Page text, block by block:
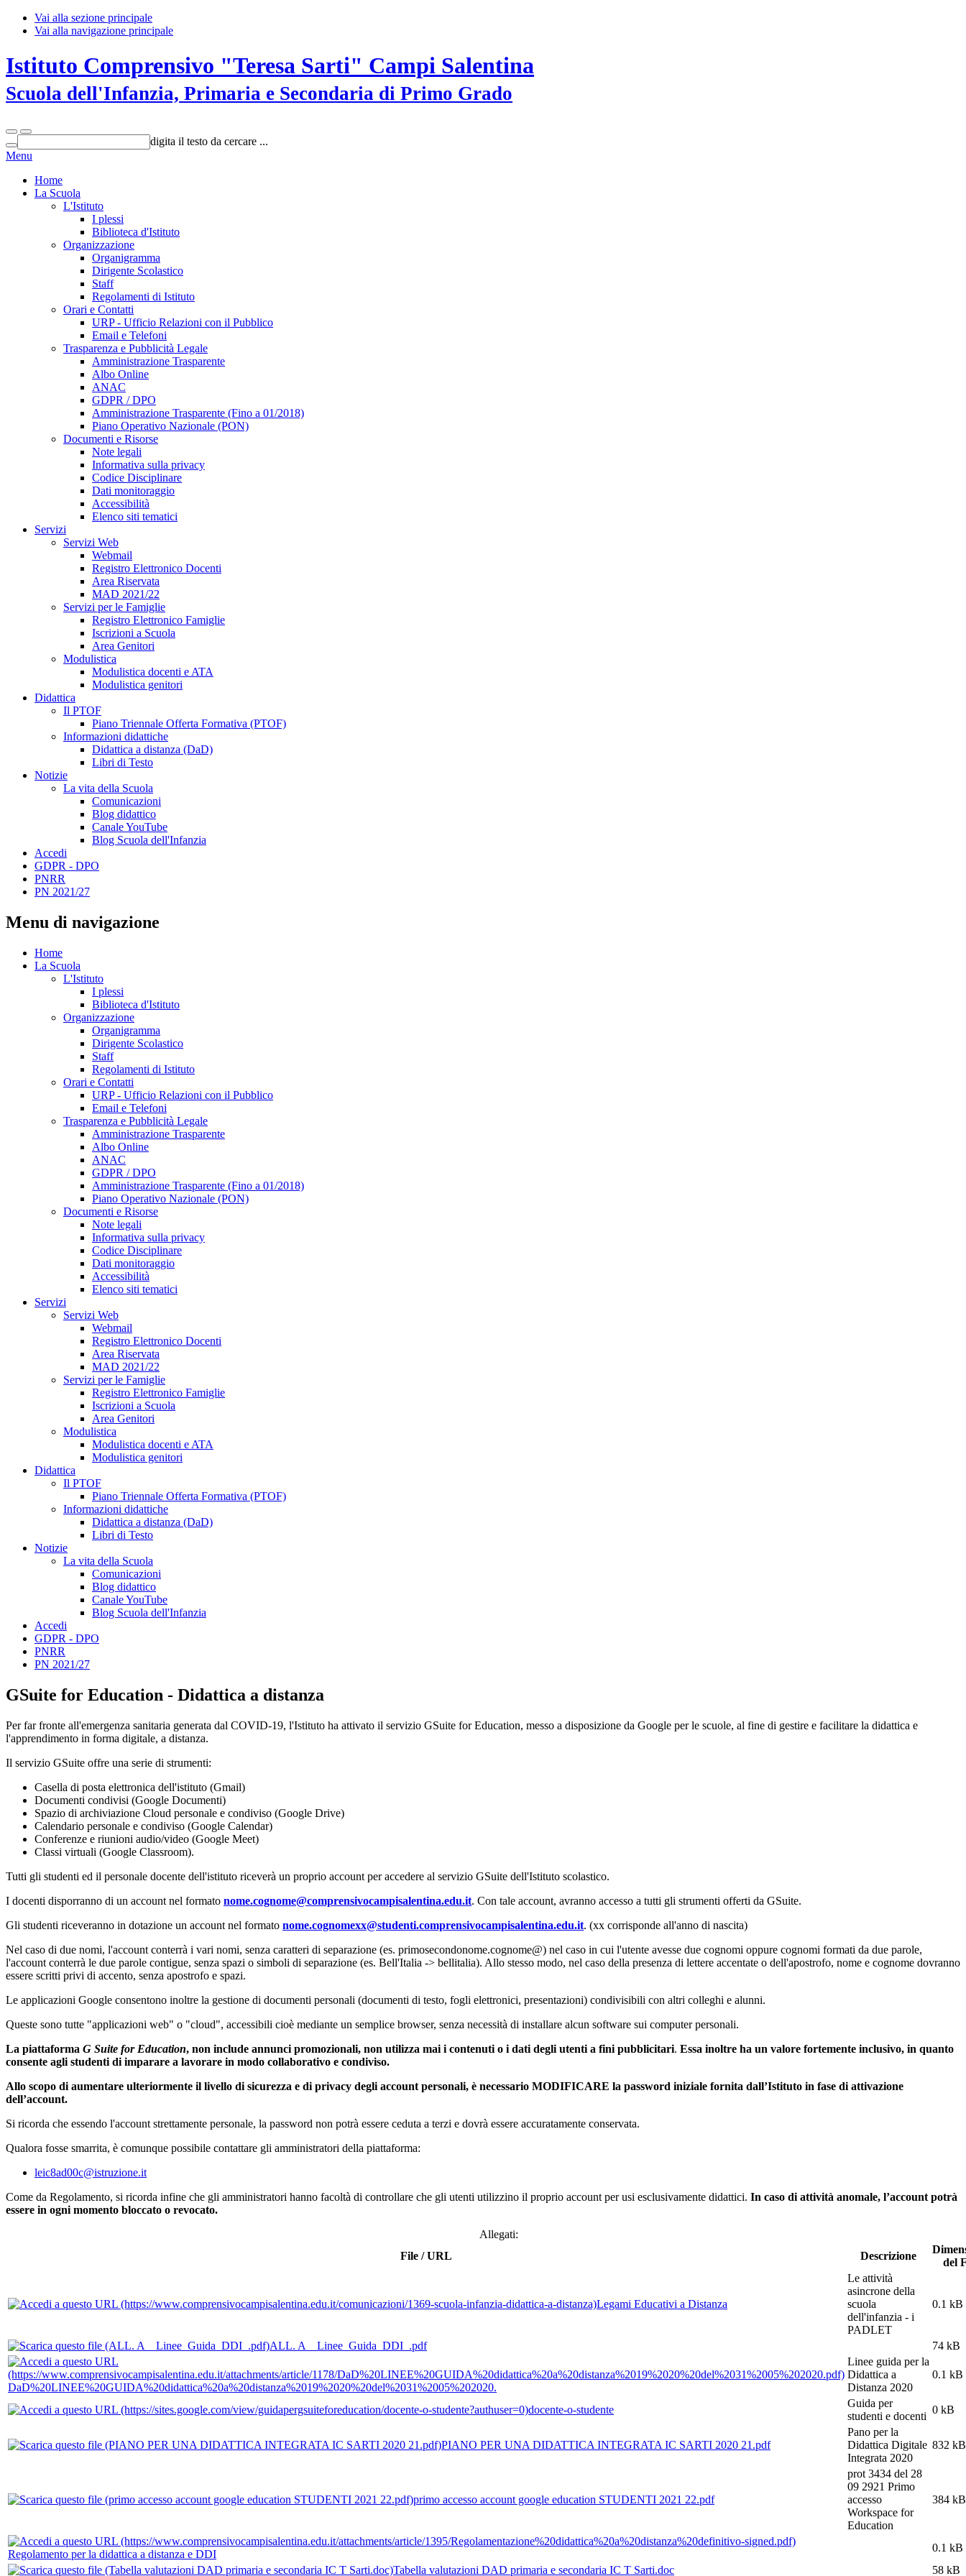
Vai alla sezione principale
Vai alla navigazione principale
Istituto Comprensivo "Teresa Sarti" Campi Salentina
Scuola dell'Infanzia, Primaria e Secondaria di Primo Grado
digita il testo da cercare ...
Menu
Home
La Scuola
L'Istituto
I plessi
Biblioteca d'Istituto
Organizzazione
Organigramma
Dirigente Scolastico
Staff
Regolamenti di Istituto
Orari e Contatti
URP - Ufficio Relazioni con il Pubblico
Email e Telefoni
Trasparenza e Pubblicità Legale
Amministrazione Trasparente
Albo Online
ANAC
GDPR / DPO
Amministrazione Trasparente (Fino a 01/2018)
Piano Operativo Nazionale (PON)
Documenti e Risorse
Note legali
Informativa sulla privacy
Codice Disciplinare
Dati monitoraggio
Accessibilità
Elenco siti tematici
Servizi
Servizi Web
Webmail
Registro Elettronico Docenti
Area Riservata
MAD 2021/22
Servizi per le Famiglie
Registro Elettronico Famiglie
Iscrizioni a Scuola
Area Genitori
Modulistica
Modulistica docenti e ATA
Modulistica genitori
Didattica
Il PTOF
Piano Triennale Offerta Formativa (PTOF)
Informazioni didattiche
Didattica a distanza (DaD)
Libri di Testo
Notizie
La vita della Scuola
Comunicazioni
Blog didattico
Canale YouTube
Blog Scuola dell'Infanzia
Accedi
GDPR - DPO
PNRR
PN 2021/27
Menu di navigazione
Home
La Scuola
L'Istituto
I plessi
Biblioteca d'Istituto
Organizzazione
Organigramma
Dirigente Scolastico
Staff
Regolamenti di Istituto
Orari e Contatti
URP - Ufficio Relazioni con il Pubblico
Email e Telefoni
Trasparenza e Pubblicità Legale
Amministrazione Trasparente
Albo Online
ANAC
GDPR / DPO
Amministrazione Trasparente (Fino a 01/2018)
Piano Operativo Nazionale (PON)
Documenti e Risorse
Note legali
Informativa sulla privacy
Codice Disciplinare
Dati monitoraggio
Accessibilità
Elenco siti tematici
Servizi
Servizi Web
Webmail
Registro Elettronico Docenti
Area Riservata
MAD 2021/22
Servizi per le Famiglie
Registro Elettronico Famiglie
Iscrizioni a Scuola
Area Genitori
Modulistica
Modulistica docenti e ATA
Modulistica genitori
Didattica
Il PTOF
Piano Triennale Offerta Formativa (PTOF)
Informazioni didattiche
Didattica a distanza (DaD)
Libri di Testo
Notizie
La vita della Scuola
Comunicazioni
Blog didattico
Canale YouTube
Blog Scuola dell'Infanzia
Accedi
GDPR - DPO
PNRR
PN 2021/27
GSuite for Education - Didattica a distanza
Per far fronte all'emergenza sanitaria generata dal COVID-19, l'Istituto ha attivato il servizio GSuite for Education, messo a disposizione da Google per le scuole, al fine di gestire e facilitare la didattica e
l'apprendimento in forma digitale, a distanza.
Il servizio GSuite offre una serie di strumenti:
Casella di posta elettronica dell'istituto (Gmail)
Documenti condivisi (Google Documenti)
Spazio di archiviazione Cloud personale e condiviso (Google Drive)
Calendario personale e condiviso (Google Calendar)
Conferenze e riunioni audio/video (Google Meet)
Classi virtuali (Google Classroom).
Tutti gli studenti ed il personale docente dell'istituto riceverà un proprio account per accedere al servizio GSuite dell'Istituto scolastico.
I docenti disporranno di un account nel formato nome.cognome@comprensivocampisalentina.edu.it. Con tale account, avranno accesso a tutti gli strumenti offerti da GSuite.
Gli studenti riceveranno in dotazione un account nel formato nome.cognomexx@studenti.comprensivocampisalentina.edu.it. (xx corrisponde all'anno di nascita)
Nel caso di due nomi, l'account conterrà i vari nomi, senza caratteri di separazione (es. primosecondonome.cognome@) nel caso in cui l'utente avesse due cognomi oppure cognomi formati da due parole,
l'account conterrà le due parole contigue, senza spazi o simboli di separazione (es. Bell'Italia -> bellitalia). Allo stesso modo, nel caso della presenza di lettere accentate o dell'apostrofo, nome e cognome dovranno
essere scritti privi di accento, senza apostrofo e spazi.
Le applicazioni Google consentono inoltre la gestione di documenti personali (documenti di testo, fogli elettronici, presentazioni) condivisibili con altri colleghi e alunni.
Queste sono tutte "applicazioni web" o "cloud", accessibili cioè mediante un semplice browser, senza necessità di installare alcun software sui computer personali.
La piattaforma G Suite for Education, non include annunci promozionali, non utilizza mai i contenuti o i dati degli utenti a fini pubblicitari. Essa inoltre ha un valore fortemente inclusivo, in quanto
consente agli studenti di imparare a lavorare in modo collaborativo e condiviso.
Allo scopo di aumentare ulteriormente il livello di sicurezza e di privacy degli account personali, è necessario MODIFICARE la password iniziale fornita dall’Istituto in fase di attivazione
dell’account.
Si ricorda che essendo l'account strettamente personale, la password non potrà essere ceduta a terzi e dovrà essere accuratamente conservata.
Qualora fosse smarrita, è comunque possibile contattare gli amministratori della piattaforma:
leic8ad00c@istruzione.it
Come da Regolamento, si ricorda infine che gli amministratori hanno facoltà di controllare che gli utenti utilizzino il proprio account per usi esclusivamente didattici. In caso di attività anomale, l’account potrà
essere in ogni momento bloccato o revocato.
Allegati:
File / URL
Descrizione
del
Legami Educativi a Distanza
Le attività
asincrone della
scuola
dell'infanzia - i
PADLET
0.1 kB
ALL. A _ Linee_Guida_DDI_.pdf 74 kB
DaD%20LINEE%20GUIDA%20didattica%20a%20distanza%2019%2020%20del%2031%2005%202020.
Linee guida per la
Didattica a
Distanza 2020
0.1 kB
docente-o-studente
Guida per
studenti e docenti
0 kB
PIANO PER UNA DIDATTICA INTEGRATA IC SARTI 2020 21.pdf
Pano per la
Didattica Digitale
Integrata 2020
832 kB
primo accesso account google education STUDENTI 2021 22.pdf
prot 3434 del 28
09 2921 Primo
accesso
Workspace for
Education
384 kB
Regolamento per la didattica a distanza e DDI
0.1 kB
Tabella valutazioni DAD primaria e secondaria IC T Sarti.doc
58 kB